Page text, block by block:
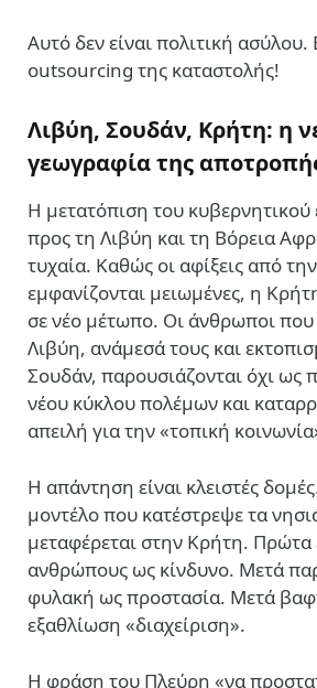
Αυτό δεν είναι πολιτική ασύλου.
outsourcing της καταστολής!
Λιβύη, Σουδάν, Κρήτη: η
γεωγραφία της
Η μετατόπιση του κυβερνητικού
προς τη Λιβύη και τη Βόρεια
τυχαία. Καθώς οι αφίξεις από
εμφανίζονται μειωμένες, η
σε νέο μέτωπο. Οι άνθρωποι
Λιβύη, ανάμεσά τους και
Σουδάν, παρουσιάζονται όχι ως
νέου κύκλου πολέμων και
απειλή για την «τοπική
Η απάντηση είναι κλειστές
μοντέλο που κατέστρεψε τα
μεταφέρεται στην Κρήτη. Πρώτα
ανθρώπους ως κίνδυνο. Μετά
φυλακή ως προστασία. Μετά
εξαθλίωση «διαχείριση».
Η φράση του Πλεύρη «να